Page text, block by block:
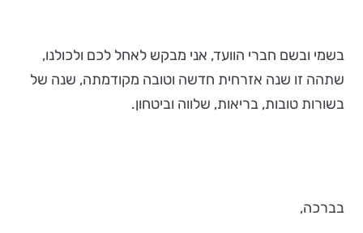
בשמי ובשם חברי הוועד, אני מבקש לאחל לכם ולכולנו,
שתהה זו שנה אזרחית חדשה וטובה מקודמתה, שנה של
בשורות טובות, בריאות, שלווה וביטחון.
בברכה,